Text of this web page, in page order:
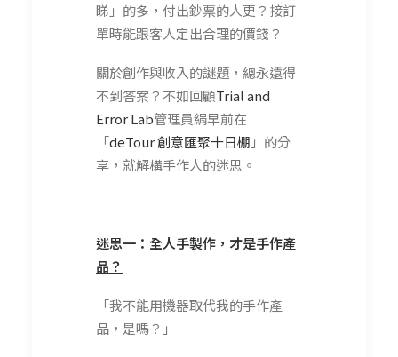
睇」的多，付出鈔票的人更？接訂
單時能跟客人定出合理的價錢？
關於創作與收入的謎題，總永遠得
不到答案？不如回顧Trial and
Error Lab管理員絹早前在
「deTour 創意匯聚十日棚 」的分
享，就解構手作人的迷思。
迷思一：全人手製作，才是手作產
品？
「我不能用機器取代我的手作產
品，是嗎？」